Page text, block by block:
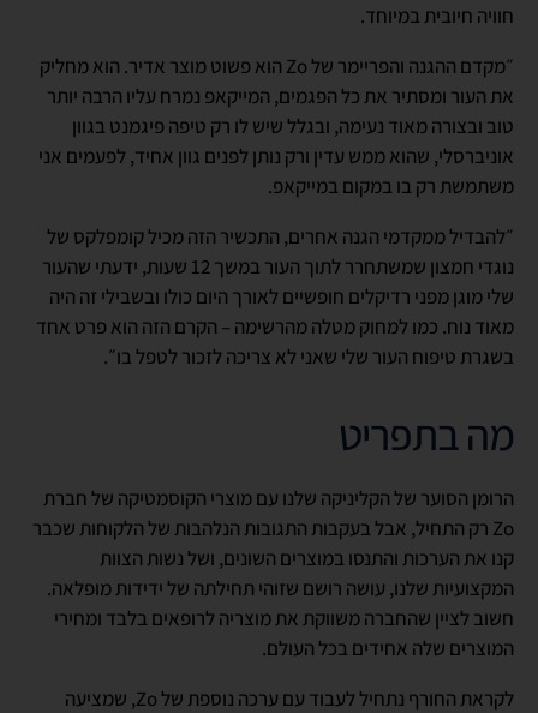
חוויה חיובית במיוחד.
״מקדם ההגנה והפריימר של Zo הוא פשוט מוצר אדיר. הוא מחליק
את העור ומסתיר את כל הפגמים, המייקאפ נמרח עליו הרבה יותר
טוב ובצורה מאוד נעימה, ובגלל שיש לו רק טיפה פיגמנט בגוון
אוניברסלי, שהוא ממש עדין ורק נותן לפנים גוון אחיד, לפעמים אני
משתמשת רק בו במקום במייקאפ.
״להבדיל ממקדמי הגנה אחרים, התכשיר הזה מכיל קומפלקס של
נוגדי חמצון שמשתחרר לתוך העור במשך 12 שעות, ידעתי שהעור
שלי מוגן מפני רדיקלים חופשיים לאורך היום כולו ובשבילי זה היה
מאוד נוח. כמו למחוק מטלה מהרשימה – הקרם הזה הוא פרט אחד
בשגרת טיפוח העור שלי שאני לא צריכה לזכור לטפל בו״.
מה בתפריט
הרומן הסוער של הקליניקה שלנו עם מוצרי הקוסמטיקה של חברת
Zo רק התחיל, אבל בעקבות התגובות הנלהבות של הלקוחות שכבר
קנו את הערכות והתנסו במוצרים השונים, ושל נשות הצוות
המקצועיות שלנו, עושה רושם שזוהי תחילתה של ידידות מופלאה.
חשוב לציין שהחברה משווקת את מוצריה לרופאים בלבד ומחירי
המוצרים שלה אחידים בכל העולם.
לקראת החורף נתחיל לעבוד עם ערכה נוספת של Zo, שמציעה